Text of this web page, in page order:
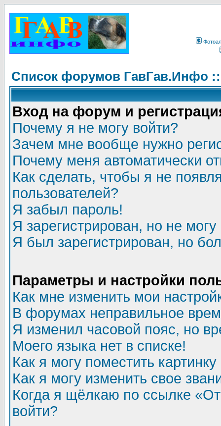
Список форумов ГавГав.Инфо
Вход на форум и
Почему я не могу войти?
Зачем мне вообще нужно
Почему меня автоматически
Как сделать, чтобы я не
пользователей?
Я забыл пароль!
Я зарегистрирован, но не могу
Я был зарегистрирован, но
Параметры и настройки
Как мне изменить мои
В форумах неправильное
Я изменил часовой пояс, но
Моего языка нет в списке!
Как я могу поместить
Как я могу изменить свое
Когда я щёлкаю по ссылке
войти?